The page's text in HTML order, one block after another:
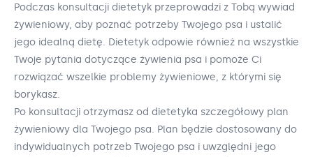
Podczas konsultacji dietetyk przeprowadzi z Tobą wywiad
żywieniowy, aby poznać potrzeby Twojego psa i ustalić
jego idealną dietę. Dietetyk odpowie również na wszystkie
Twoje pytania dotyczące żywienia psa i pomoże Ci
rozwiązać wszelkie problemy żywieniowe, z którymi się
borykasz.
Po konsultacji otrzymasz od dietetyka szczegółowy plan
żywieniowy dla Twojego psa. Plan będzie dostosowany do
indywidualnych potrzeb Twojego psa i uwzględni jego